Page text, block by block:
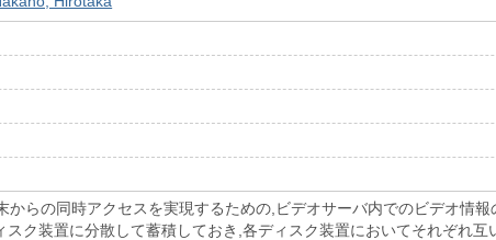
らの同時アクセスを実現するための,ビデオサーバ内でのビデオ情
ク装置に分散して蓄積しておき,各ディスク装置においてそれぞれ互